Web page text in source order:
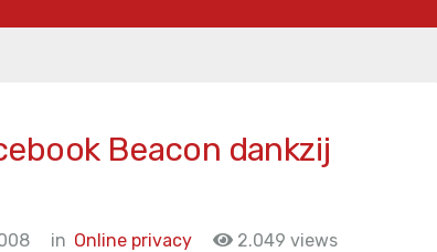
Beacon dankzij
in Online privacy
2.049 views